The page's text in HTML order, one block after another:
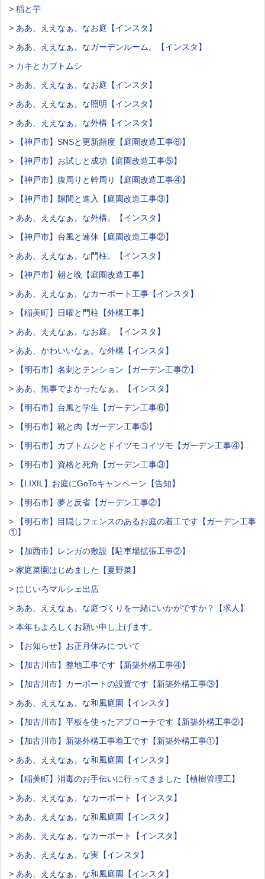
> 稲と芋
> ああ、ええなぁ。なお庭【インスタ】
> ああ、ええなぁ。なガーデンルーム。【インスタ】
> カキとカブトムシ
> ああ、ええなぁ。なお庭【インスタ】
> ああ、ええなぁ。な照明【インスタ】
> ああ、ええなぁ。な外構【インスタ】
> 【神戸市】SNSと更新頻度【庭園改造工事⑥】
> 【神戸市】お試しと成功【庭園改造工事⑤】
> 【神戸市】腹周りと幹周り【庭園改造工事④】
> 【神戸市】隙間と進入【庭園改造工事③】
> ああ、ええなぁ。な外構。【インスタ】
> 【神戸市】台風と連休【庭園改造工事②】
> ああ、ええなぁ。な門柱。【インスタ】
> 【神戸市】朝と晩【庭園改造工事】
> ああ、ええなぁ。なカーポート工事【インスタ】
> 【稲美町】日曜と門柱【外構工事】
> ああ、ええなぁ。なお庭。【インスタ】
> ああ、かわいいなぁ。な外構【インスタ】
> 【明石市】名刺とテンション【ガーデン工事⑦】
> ああ、無事でよかったなぁ。【インスタ】
> 【明石市】台風と学生【ガーデン工事⑥】
> 【明石市】靴と肉【ガーデン工事⑤】
> 【明石市】カブトムシとドイツモコイツモ【ガーデン工事④】
> 【明石市】資格と死角【ガーデン工事③】
> 【LIXIL】お庭にGoToキャンペーン【告知】
> 【明石市】夢と反省【ガーデン工事②】
> 【明石市】目隠しフェンスのあるお庭の着工です【ガーデン工事
①】
> 【加西市】レンガの敷設【駐車場拡張工事②】
> 家庭菜園はじめました【夏野菜】
> にじいろマルシェ出店
> ああ、ええなぁ。な庭づくりを一緒にいかがですか？【求人】
> 本年もよろしくお願い申し上げます。
> 【お知らせ】お正月休みについて
> 【加古川市】整地工事です【新築外構工事④】
> 【加古川市】カーポートの設置です【新築外構工事③】
> ああ、ええなぁ。な和風庭園【インスタ】
> 【加古川市】平板を使ったアプローチです【新築外構工事②】
> 【加古川市】新築外構工事着工です【新築外構工事①】
> ああ、ええなぁ。な和風庭園【インスタ】
> 【稲美町】消毒のお手伝いに行ってきました【植樹管理工】
> ああ、ええなぁ。なカーポート【インスタ】
> ああ、ええなぁ。な和風庭園【インスタ】
> ああ、ええなぁ。なカーポート【インスタ】
> ああ、ええなぁ。な実【インスタ】
> ああ、ええなぁ。な和風庭園【インスタ】